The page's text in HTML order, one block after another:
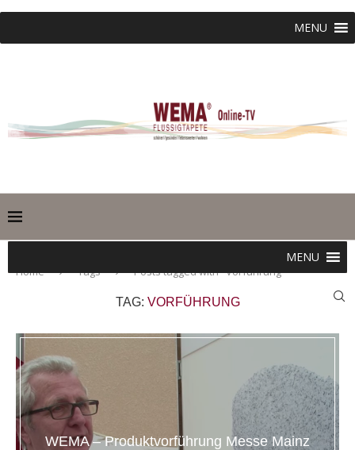
MENU
MENU
Home Tags Posts tagged with "Vorführung"
TAG: VORFÜHRUNG
WEMA – Produktvorführung Messe Mainz